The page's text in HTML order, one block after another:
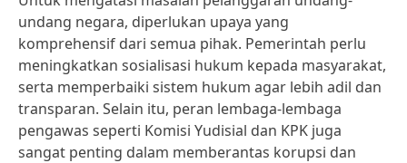
undang negara, diperlukan upaya yang
komprehensif dari semua pihak. Pemerintah perlu
meningkatkan sosialisasi hukum kepada masyarakat,
serta memperbaiki sistem hukum agar lebih adil dan
transparan. Selain itu, peran lembaga-lembaga
pengawas seperti Komisi Yudisial dan KPK juga
sangat penting dalam memberantas korupsi dan